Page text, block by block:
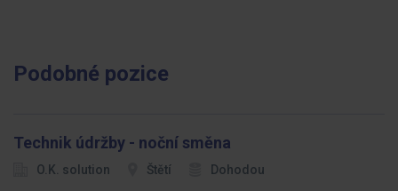
Podobné pozice
Technik údržby - noční směna
O.K. solution Štětí Dohodou